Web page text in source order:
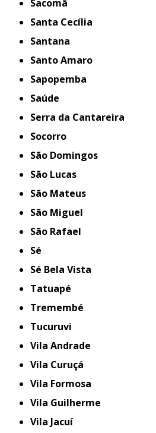
Sacomã
Santa Cecília
Santana
Santo Amaro
Sapopemba
Saúde
Serra da Cantareira
Socorro
São Domingos
São Lucas
São Mateus
São Miguel
São Rafael
Sé
Sé Bela Vista
Tatuapé
Tremembé
Tucuruvi
Vila Andrade
Vila Curuçá
Vila Formosa
Vila Guilherme
Vila Jacuí